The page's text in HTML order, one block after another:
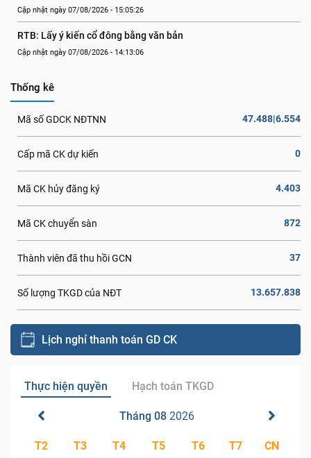
Cập nhật ngày 07/08/2026 - 15:05:26
RTB: Lấy ý kiến cổ đông bằng văn bản
Cập nhật ngày 07/08/2026 - 14:13:06
Thống kê
Mã số GDCK NĐTNN 47.488|6.554
Cấp mã CK dự kiến 0
Mã CK hủy đăng ký 4.403
Mã CK chuyển sàn 872
Thành viên đã thu hồi GCN 37
Số lượng TKGD của NĐT 13.657.838
Lịch nghỉ thanh toán GD CK
Thực hiện quyền Hạch toán TKGD
Tháng 08 2026
T2 T3 T4 T5 T6 T7 CN